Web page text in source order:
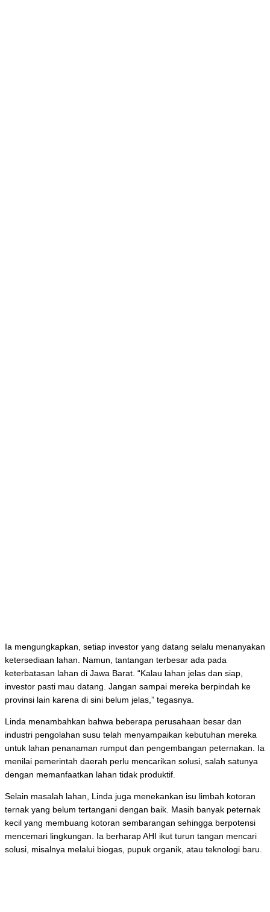
Ia mengungkapkan, setiap investor yang datang selalu menanyakan
ketersediaan lahan. Namun, tantangan terbesar ada pada
keterbatasan lahan di Jawa Barat. “Kalau lahan jelas dan siap,
investor pasti mau datang. Jangan sampai mereka berpindah ke
provinsi lain karena di sini belum jelas,” tegasnya.
Linda menambahkan bahwa beberapa perusahaan besar dan
industri pengolahan susu telah menyampaikan kebutuhan mereka
untuk lahan penanaman rumput dan pengembangan peternakan. Ia
menilai pemerintah daerah perlu mencarikan solusi, salah satunya
dengan memanfaatkan lahan tidak produktif.
Selain masalah lahan, Linda juga menekankan isu limbah kotoran
ternak yang belum tertangani dengan baik. Masih banyak peternak
kecil yang membuang kotoran sembarangan sehingga berpotensi
mencemari lingkungan. Ia berharap AHI ikut turun tangan mencari
solusi, misalnya melalui biogas, pupuk organik, atau teknologi baru.